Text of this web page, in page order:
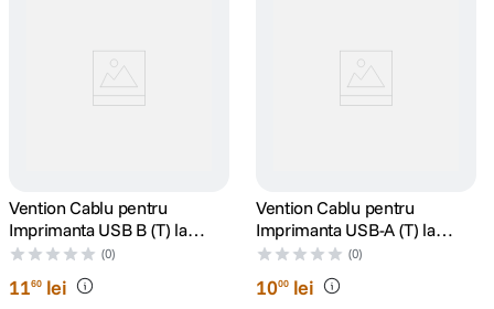
canon sx740 hs
lavaliera
ulanzi
insta 360
Vention Cablu pentru
Imprimanta USB B (T) la
USB-C (T) 480 Mbps 1.5m
(0)
1160 lei
Vention Cablu pentru
Imprimanta USB-A (T) la
USB-B (T) PVC 2m Negru
(0)
1000 lei